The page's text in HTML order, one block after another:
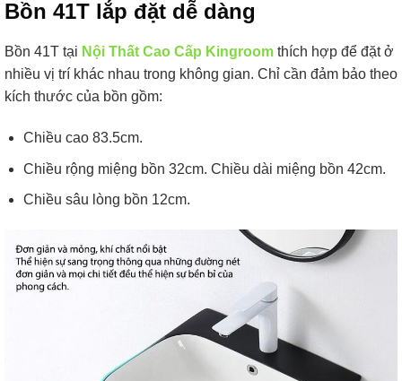
Bồn 41T lắp đặt dễ dàng
Bồn 41T tại Nội Thất Cao Cấp Kingroom thích hợp để đặt ở
nhiều vị trí khác nhau trong không gian. Chỉ cần đảm bảo theo
kích thước của bồn gồm:
Chiều cao 83.5cm.
Chiều rộng miệng bồn 32cm. Chiều dài miệng bồn 42cm.
Chiều sâu lòng bồn 12cm.